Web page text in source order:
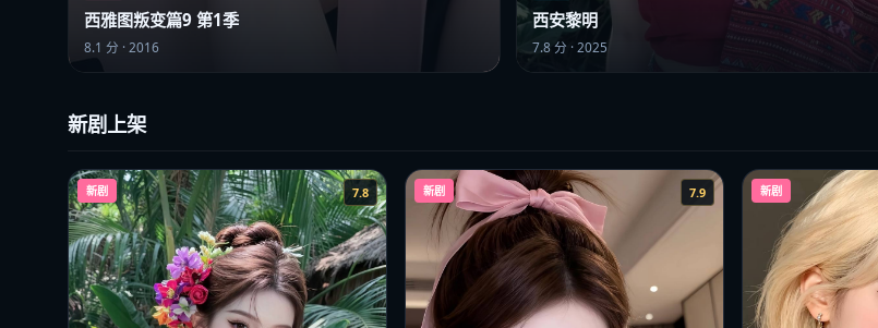
西雅图叛变篇9 第1季
8.1 分 · 2016
西安黎明
7.8 分 · 2025
新剧上架
新剧 7.8 新剧 7.9 新剧